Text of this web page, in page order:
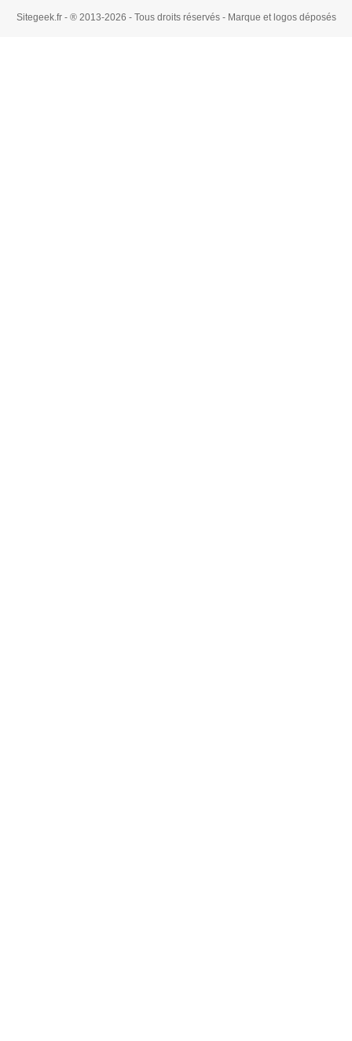
Sitegeek.fr - ® 2013-2026 - Tous droits réservés - Marque et logos déposés